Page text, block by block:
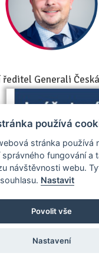
Generali
Zobrazit vizitku porotce
Ray Prosek
člen poroty
používá
stránka používá
fungování a
návštěvnosti webu.
Nastavit
Povolit vše
Nastavení